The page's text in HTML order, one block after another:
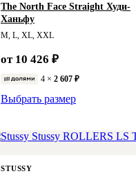
The North Face Straight Худи-
Ханьфу
M, L, XL, XXL
от 10 426 ₽
4 × 2 607 ₽
Выбрать размер
STUSSY